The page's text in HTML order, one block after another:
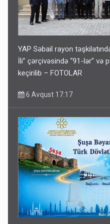
YAP Səbail rayon
İli” çərçivəsində “91-lər” və
keçirilib – FOTOLAR
6 Avqust 17:17